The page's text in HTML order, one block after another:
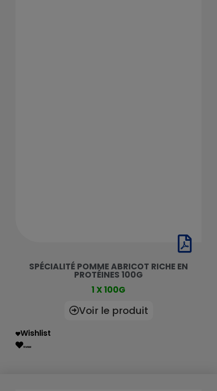
SPÉCIALITÉ POMME ABRICOT RICHE EN
PROTÉINES 100G
1 X 100G
Voir le produit
Wishlist
Wishlist